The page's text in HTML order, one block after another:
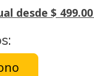
desde $